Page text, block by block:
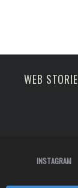
WEB
INSTAGRAM